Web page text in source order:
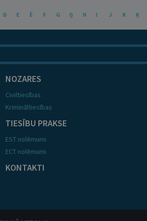
D E Ē F G Ģ H I J K Ķ
NOZARES
Civiltiesības
Krimināltiesības
TIESĪBU PRAKSE
EST nolēmumi
ECT nolēmumi
KONTAKTI